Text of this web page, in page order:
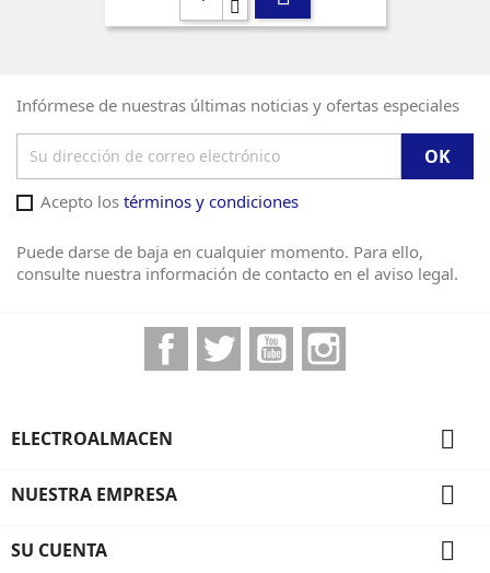
Infórmese de nuestras últimas noticias y ofertas especiales
Acepto los términos y condiciones
Puede darse de baja en cualquier momento. Para ello,
consulte nuestra información de contacto en el aviso legal.
FacebookTwitter YouTube
ELECTROALMACEN 
NUESTRA EMPRESA 
SU CUENTA 